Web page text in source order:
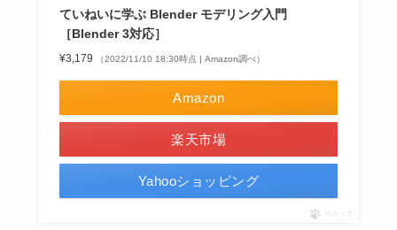
ていねいに学ぶ Blender モデリング入門
［Blender 3対応］
¥3,179 （2022/11/10 18:30時点 | Amazon調べ）
Amazon
楽天市場
Yahooショッピング
ポチップ